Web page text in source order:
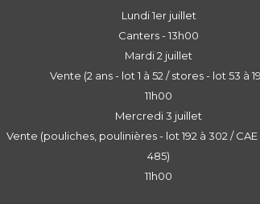
Lundi 1er juillet
Canters - 13h00
Mardi 2 juillet
Vente (2 ans - lot 1 à 52 / stores - lot 53 à
11h00
Mercredi 3 juillet
Vente (pouliches, poulinières - lot 192 à 302 /
485)
11h00